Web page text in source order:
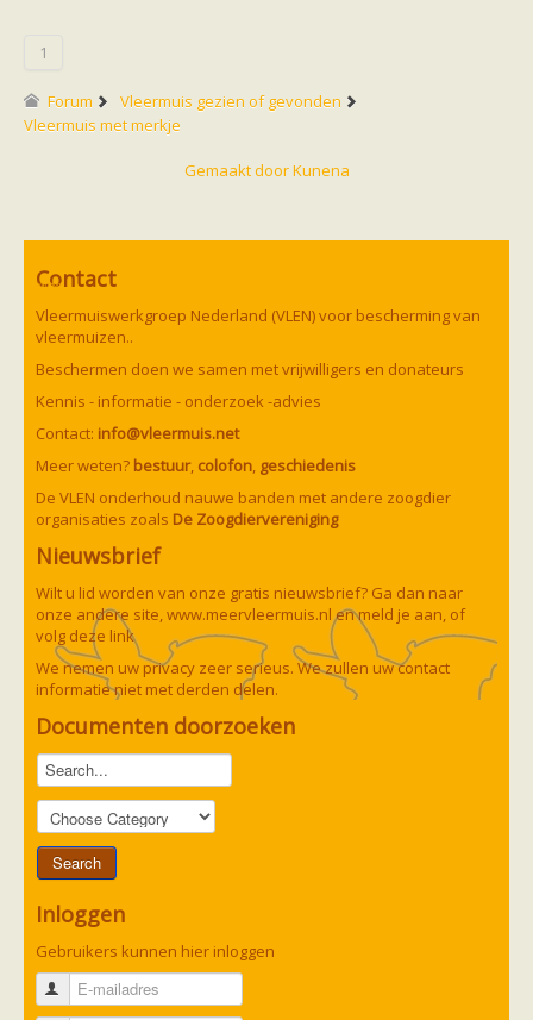
Echolocatie
Soorten
Bechsteins vleermuis
Bruine of gewone grootoorvleermuis
Grote rosse vleermuis
Ingekorven vleermuis
Kleine en grote hoefijzerneus
Meervleermuis
Mopsvleermuis
Rosse vleermuis
Ruige dwergvleermuis
Tweekleurige vleermuis
Watervleermuis
Kinderpagina
Spreekbeurt
Knutselen
Tekenen
Spelletjes
Meer weten
Links
Boeken en tijdschriften
geluiden van vleermuizen
Achtergrond informatie
Nieuwsberichten
Informatiefolders
Meer dan vleermuizen
Handleidingen
Vlendag presentaties
Vlennieuwsbrief
Overige publicaties
Paul van Hoof
1
Forum
Vleermuis gezien of gevonden
Vleermuis met merkje
Gemaakt doorKunena
Contact
Vleermuiswerkgroep Nederland (VLEN) voor bescherming van
vleermuizen..
Beschermen doen we samen met vrijwilligers en donateurs
Kennis - informatie - onderzoek -advies
Contact: info@vleermuis.net
Meer weten? bestuur, colofon, geschiedenis
De VLEN onderhoud nauwe banden met andere zoogdier
organisaties zoals De Zoogdiervereniging
Nieuwsbrief
Wilt u lid worden van onze gratis nieuwsbrief? Ga dan naar
onze andere site,www.meervleermuis.nlen meld je aan, of
volg deze link
We nemen uw privacy zeer serieus. We zullen uw contact
informatie niet met derden delen.
Documenten doorzoeken
Inloggen
Gebruikers kunnen hier inloggen
E-mailadres